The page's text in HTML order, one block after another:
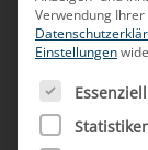
Verwendung
Einstellungen
ES FOLGT
Essenziell